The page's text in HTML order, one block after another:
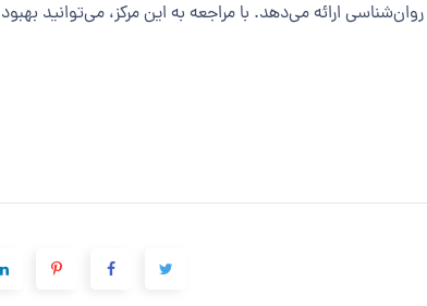
ارائه می‌دهد. با مراجعه به این مرکز، می‌توانید